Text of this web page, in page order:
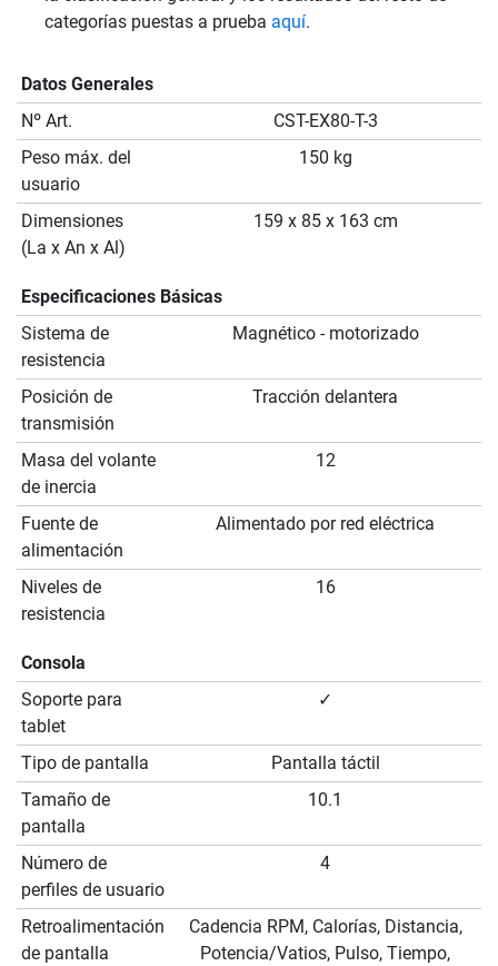
categorías puestas a prueba aquí.
Datos Generales
Nº Art.
CST-EX80-T-3
Peso máx. del
usuario
150 kg
Dimensiones
(La x An x Al)
159 x 85 x 163 cm
Especificaciones Básicas
Sistema de
resistencia
Magnético - motorizado
Posición de
transmisión
Tracción delantera
Masa del volante
de inercia
12
Fuente de
alimentación
Alimentado por red eléctrica
Niveles de
resistencia
16
Consola
Soporte para
tablet
✓
Tipo de pantalla
Pantalla táctil
Tamaño de
pantalla
10.1
Número de
perfiles de usuario
4
Retroalimentación
de pantalla
Cadencia RPM, Calorías, Distancia,
Potencia/Vatios, Pulso, Tiempo,